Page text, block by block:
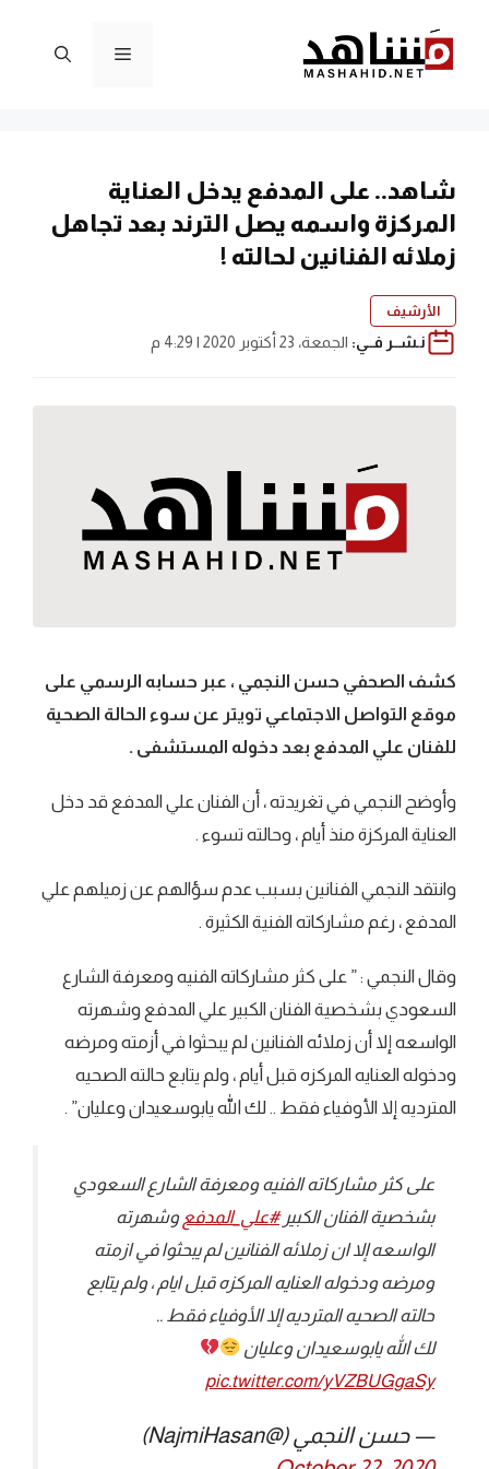
المحتوى
القائمة
شاهد.. على المدفع يدخل العناية
المركزة واسمه يصل الترند بعد تجاهل
زملائه الفنانين لحالته !
الأرشيف
نـشــر فــي: الجمعة، 23 أكتوبر 2020 | 4:29 م
كشف الصحفي حسن النجمي ، عبر حسابه الرسمي على
موقع التواصل الاجتماعي تويتر عن سوء الحالة الصحية
للفنان علي المدفع بعد دخوله المستشفى .
وأوضح النجمي في تغريدته ، أن الفنان علي المدفع قد دخل
العناية المركزة منذ أيام ، وحالته تسوء .
وانتقد النجمي الفنانين بسبب عدم سؤالهم عن زميلهم علي
المدفع ، رغم مشاركاته الفنية الكثيرة .
وقال النجمي : ” على كثر مشاركاته الفنيه ومعرفة الشارع
السعودي بشخصية الفنان الكبير علي المدفع وشهرته
الواسعه إلا أن زملائه الفنانين لم يبحثوا في أزمته ومرضه
ودخوله العنايه المركزه قبل أيام ، ولم يتابع حالته الصحيه
المترديه إلا الأوفياء فقط .. لك الله يابوسعيدان وعليان” .
على كثر مشاركاته الفنيه ومعرفة الشارع السعودي
بشخصية الفنان الكبير#علي_المدفع وشهرته
الواسعه إلا ان زملائه الفنانين لم يبحثوا في ازمته
ومرضه ودخوله العنايه المركزه قبل ايام ، ولم يتابع
حالته الصحيه المترديه إلا الأوفياء فقط ..
لك الله يابوسعيدان وعليان
pic.twitter.com/yVZBUGgaSy
— حسن النجمي (@NajmiHasan)